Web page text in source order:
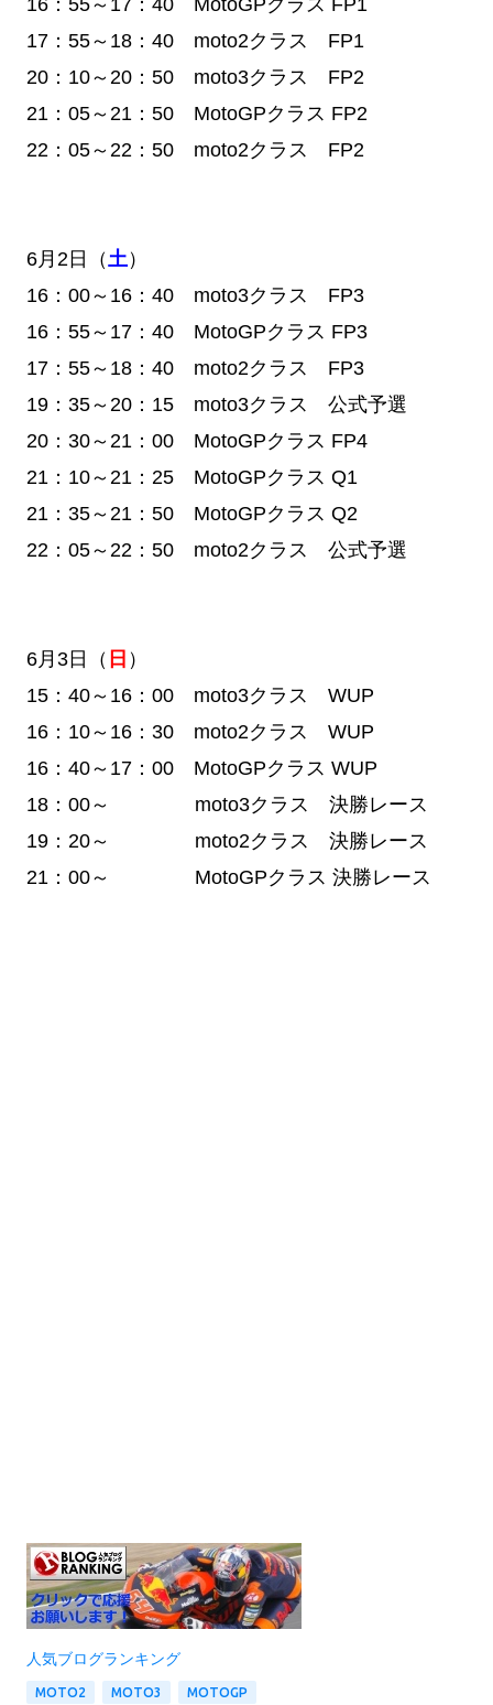
16：55～17：40 MotoGPクラス FP1
17：55～18：40 moto2クラス FP1
20：10～20：50 moto3クラス FP2
21：05～21：50 MotoGPクラス FP2
22：05～22：50 moto2クラス FP2
6月2日（土）
16：00～16：40 moto3クラス FP3
16：55～17：40 MotoGPクラス FP3
17：55～18：40 moto2クラス FP3
19：35～20：15 moto3クラス 公式予選
20：30～21：00 MotoGPクラス FP4
21：10～21：25 MotoGPクラス Q1
21：35～21：50 MotoGPクラス Q2
22：05～22：50 moto2クラス 公式予選
6月3日（ 日 ）
15：40～16：00 moto3クラス WUP
16：10～16：30 moto2クラス WUP
16：40～17：00 MotoGPクラス WUP
18：00～ moto3クラス 決勝レース
19：20～ moto2クラス 決勝レース
21：00～ MotoGPクラス 決勝レース
人気ブログランキング
MOTO2 MOTO3 MOTOGP